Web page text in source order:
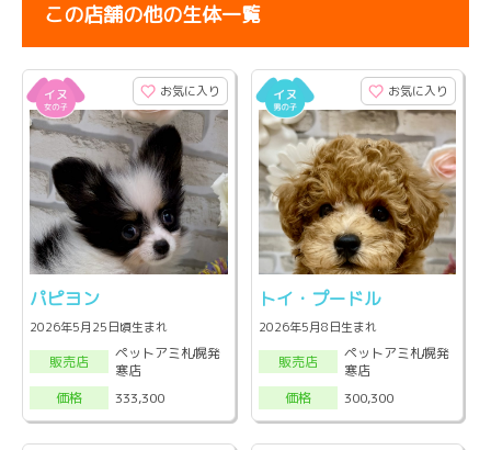
この店舗の他の生体一覧
お気に入り
パピヨン
2026年5月25日頃生まれ
販売店
ペットアミ札幌発
寒店
価格
333,300
お気に入り
トイ・プードル
2026年5月8日生まれ
販売店
ペットアミ札幌発
寒店
価格
300,300